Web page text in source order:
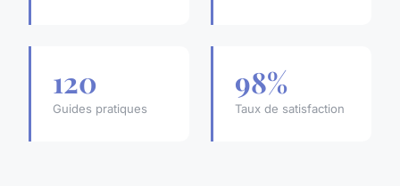
120
Guides pratiques
98%
Taux de satisfaction